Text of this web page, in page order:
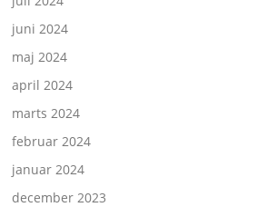
juni 2024
maj 2024
april 2024
marts 2024
februar 2024
januar 2024
december 2023